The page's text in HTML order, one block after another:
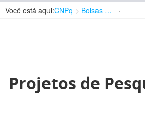
Você está aqui:CNPq Bolsas e Auxílios Vigentes
Projetos de